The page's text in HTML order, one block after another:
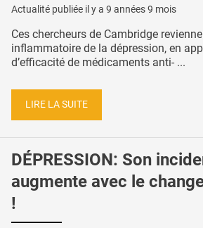
Actualité publiée il y a 9 années 9 mois
Ces chercheurs de Cambridge
inflammatoire de la dépression, en
d’efficacité de médicaments anti- ...
LIRE LA SUITE
DÉPRESSION: Son
augmente avec le
!